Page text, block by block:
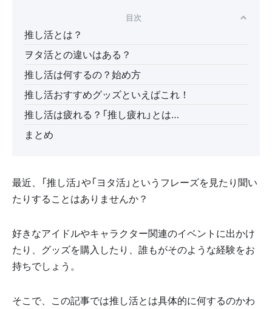
目次
推し活とは？
ヲタ活との違いはある？
推し活は何するの？始め方
推し活おすすめグッズといえばこれ！
推し活は疲れる？「推し疲れ」とは…
まとめ
最近、「推し活」や「ヨタ活」というフレーズを見たり聞い
たりすることはありませんか？
好きなアイドルやキャラクター関連のイベントに出かけ
たり、グッズを購入したり、誰もがそのような経験をお
持ちでしょう。
そこで、この記事では推し活とは具体的に何するのかわ